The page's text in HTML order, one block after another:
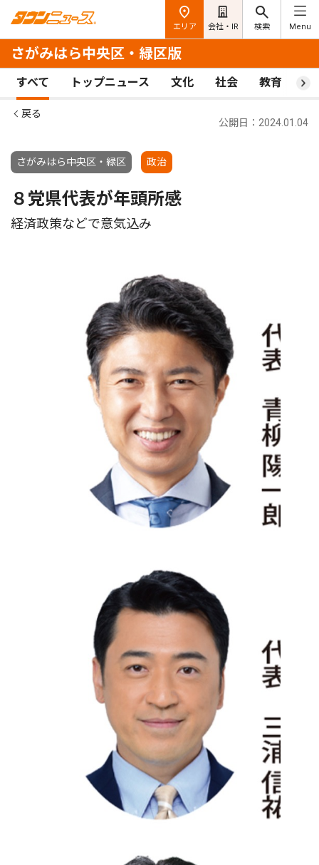
エリア 会社・IR 検索 Menu
さがみはら中央区・緑区版
すべて トップニュース 文化 社会 教育 ス
戻る
さがみはら中央区・緑区 政治
公開日：2024.01.04
８党県代表が年頭所感
経済政策などで意気込み